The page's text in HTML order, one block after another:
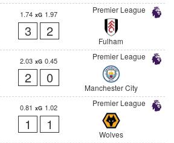
Premier League
1.74 xG 1.97
3 2
Fulham
Premier League
2.03 xG 0.45
2 0
Manchester City
Premier League
0.81 xG 1.02
1 1
Wolves